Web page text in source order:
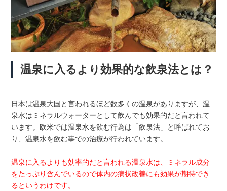
温泉に入るより効果的な飲泉法とは？
日本は温泉大国と言われるほど数多くの温泉がありますが、温
泉水はミネラルウォーターとして飲んでも効果的だと言われて
います。欧米では温泉水を飲む行為は「飲泉法」と呼ばれてお
り、温泉水を飲む事での治療が行われています。
温泉に入るよりも効率的だと言われる温泉水は、ミネラル成分
をたっぷり含んでいるので体内の病状改善にも効果が期待でき
るというわけです。